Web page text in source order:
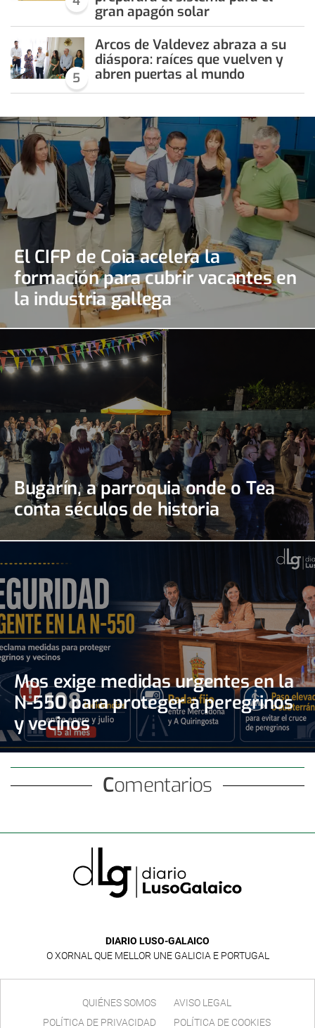
gran apagón solar
5
Arcos de Valdevez abraza a su
diáspora: raíces que vuelven y
abren puertas al mundo
El CIFP de Coia acelera la
formación para cubrir vacantes en
la industria gallega
Bugarín, a parroquia onde o Tea
conta séculos de historia
Mos exige medidas urgentes en la
N-550 para proteger a peregrinos
y vecinos
Comentarios
DIARIO LUSO-GALAICO
O XORNAL QUE MELLOR UNE GALICIA E PORTUGAL
QUIÉNES SOMOS
AVISO LEGAL
POLÍTICA DE PRIVACIDAD
POLÍTICA DE COOKIES